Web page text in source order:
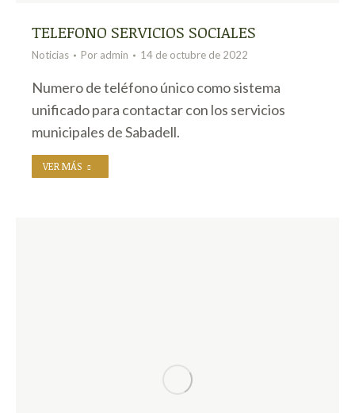
TELEFONO SERVICIOS SOCIALES
Noticias Por admin 14 de octubre de 2022
Numero de teléfono único como sistema
unificado para contactar con los servicios
municipales de Sabadell.
VER MÁS